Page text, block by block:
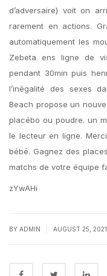
d’adversaire) voit on
rarement en actions.
automatiquement les
Zebeta ens ligne de
pendant 30min puis
l’inégalité des sexes
Beach propose un
placébo ou poudre. un
le lecteur en ligne.
bébé. Gagnez des
matchs de votre équipe
zYwAHi
BY ADMIN AUGUST 25, 2021